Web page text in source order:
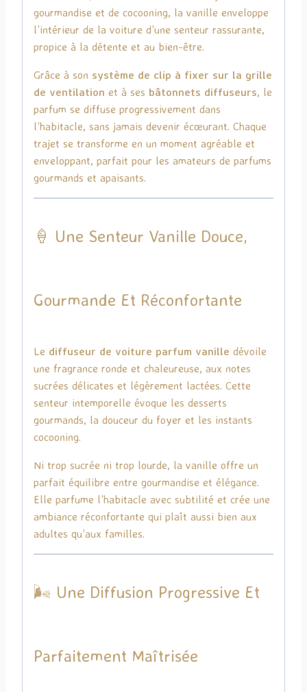
gourmandise et de cocooning, la vanille enveloppe
l’intérieur de la voiture d’une senteur rassurante,
propice à la détente et au bien-être.
Grâce à son système de clip à fixer sur la grille
de ventilation et à ses bâtonnets diffuseurs, le
parfum se diffuse progressivement dans
l’habitacle, sans jamais devenir écœurant. Chaque
trajet se transforme en un moment agréable et
enveloppant, parfait pour les amateurs de parfums
gourmands et apaisants.
🍦 Une Senteur Vanille Douce,
Gourmande Et Réconfortante
Le diffuseur de voiture parfum vanille dévoile
une fragrance ronde et chaleureuse, aux notes
sucrées délicates et légèrement lactées. Cette
senteur intemporelle évoque les desserts
gourmands, la douceur du foyer et les instants
cocooning.
Ni trop sucrée ni trop lourde, la vanille offre un
parfait équilibre entre gourmandise et élégance.
Elle parfume l’habitacle avec subtilité et crée une
ambiance réconfortante qui plaît aussi bien aux
adultes qu’aux familles.
🌬️ Une Diffusion Progressive Et
Parfaitement Maîtrisée